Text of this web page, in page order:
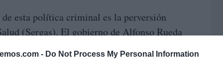
- Do Not Process My Personal Information
esta política criminal es la perversión
(Sergas). El gobierno de Alfonso Rueda
un negocio de cifras y balances
repugnante que se utilicen los llamados